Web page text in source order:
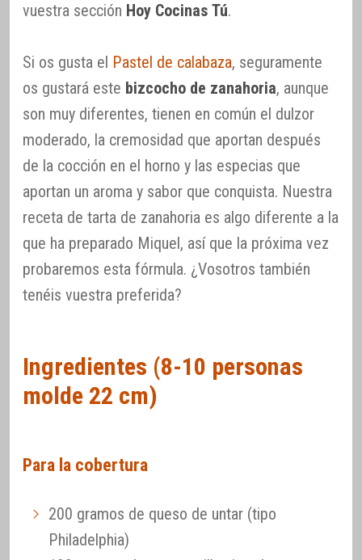
vuestra sección Hoy Cocinas Tú.
Si os gusta el Pastel de calabaza, seguramente
os gustará este bizcocho de zanahoria, aunque
son muy diferentes, tienen en común el dulzor
moderado, la cremosidad que aportan después
de la cocción en el horno y las especias que
aportan un aroma y sabor que conquista. Nuestra
receta de tarta de zanahoria es algo diferente a la
que ha preparado Miquel, así que la próxima vez
probaremos esta fórmula. ¿Vosotros también
tenéis vuestra preferida?
Ingredientes (8-10 personas
molde 22 cm)
Para la cobertura
200 gramos de queso de untar (tipo
Philadelphia)